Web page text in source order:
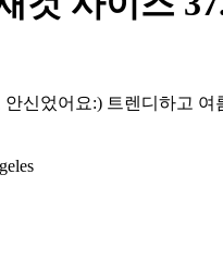
신었어요:) 트렌디하고 여